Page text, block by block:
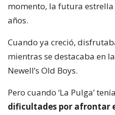
momento, la futura
años.
Cuando ya creció,
mientras se destacaba en
Newell’s Old Boys.
Pero cuando ‘La Pulga’
dificultades por afrontar